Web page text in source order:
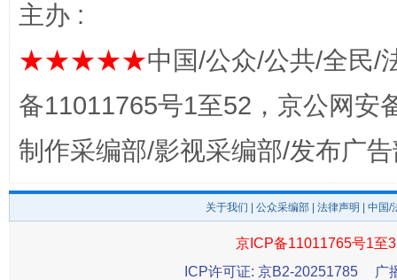
东山县通报“牛蛙产品抗生素超标问题” 法
主办 :
★★★★★中国/公众/公共/全民/
备11011765号1至52，京公网安
制作采编部/影视采编部/发布广
关于我们 公众采编部 法律声明 | 中国
京ICP备11011765号1至
ICP许可证: 京B2-20251785
广